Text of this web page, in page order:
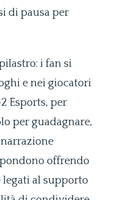
di pausa per
i fan si
e nei giocatori
Esports, per
per guadagnare,
offrendo
legati al supporto